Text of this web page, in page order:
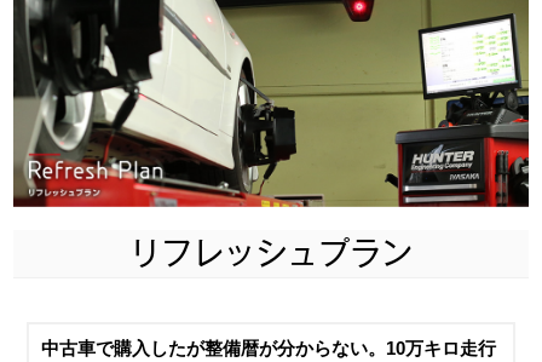
リフレッシュプラン
中古車で購入したが整備暦が分からない。10万キロ走行